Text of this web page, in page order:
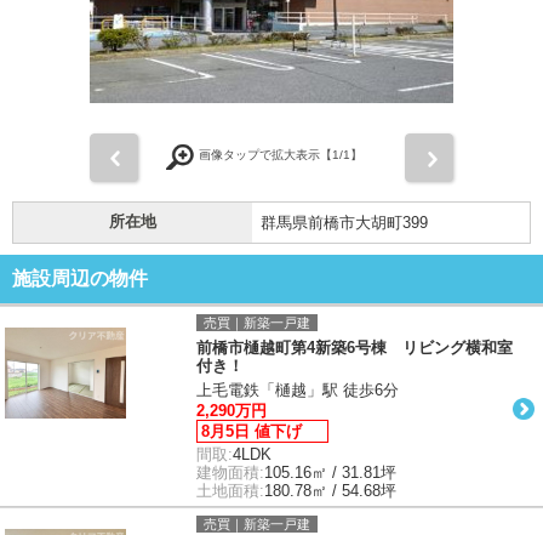
画像タップで拡大表示【1/1】
所在地 群馬県前橋市大胡町399
施設周辺の物件
売買｜新築一戸建
前橋市樋越町第4新築6号棟 リビング横和室
付き！
上毛電鉄「樋越」駅 徒歩6分
2,290万円
8月5日 値下げ
間取:4LDK
建物面積:105.16㎡ / 31.81坪
土地面積:180.78㎡ / 54.68坪
売買｜新築一戸建